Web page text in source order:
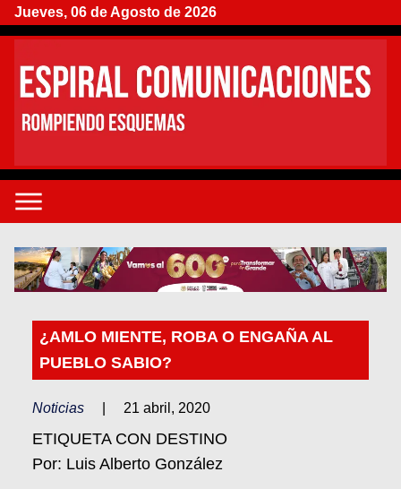
Jueves, 06 de Agosto de 2026
¿AMLO MIENTE, ROBA O ENGAÑA AL
PUEBLO SABIO?
Noticias 21 abril, 2020
ETIQUETA CON DESTINO
Por: Luis Alberto González